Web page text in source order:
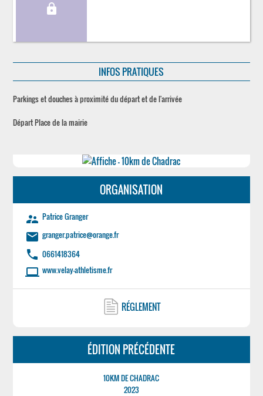
lock
INFOS PRATIQUES
Parkings et douches à proximité du départ et de l'arrivée
Départ Place de la mairie
ORGANISATION
supervisor_account Patrice Granger
email granger.patrice@orange.fr
phone 0661418364
laptop www.velay-athletisme.fr
RÉGLEMENT
ÉDITION PRÉCÉDENTE
10KM DE CHADRAC
2023